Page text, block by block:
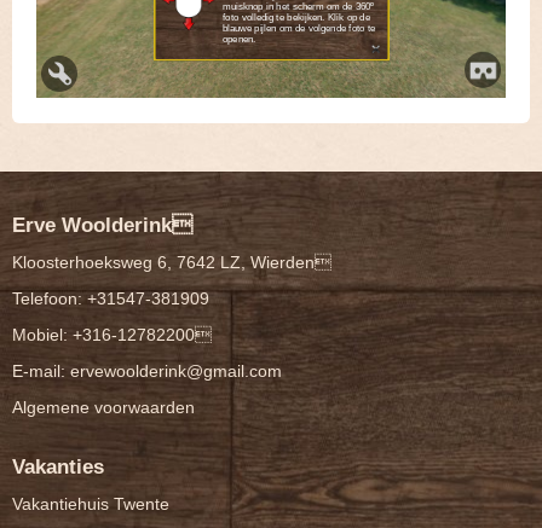
Erve Woolderink
Kloosterhoeksweg 6, 7642 LZ, Wierden
Telefoon:+31547-381909
Mobiel: +316-12782200
E-mail: ervewoolderink@gmail.com
Algemene voorwaarden
Vakanties
Vakantiehuis Twente